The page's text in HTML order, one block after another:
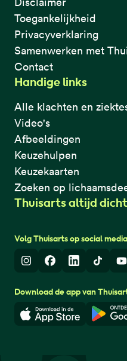
Toegankelijkheid
Privacyverklaring
Samenwerken met
Contact
Handige links
Alle klachten en
Video's
Afbeeldingen
Keuzehulpen
Keuzekaarten
Zoeken op
Thuisarts altijd
Volg Thuisarts op social media
InstagramFacebook
LinkedInTikTok
Download de app van
Download in de